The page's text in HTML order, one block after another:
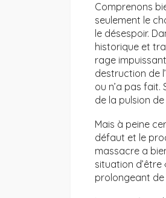
Comprenons
seulement le
le désespoir.
historique et
rage
destruction de
ou n’a pas
de la pulsion
Mais à peine
défaut et le
massacre a
situation d’être
prolongeant